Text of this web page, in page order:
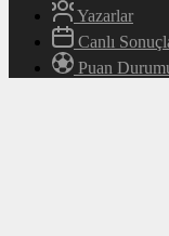
Yazarlar
Canlı
Puan